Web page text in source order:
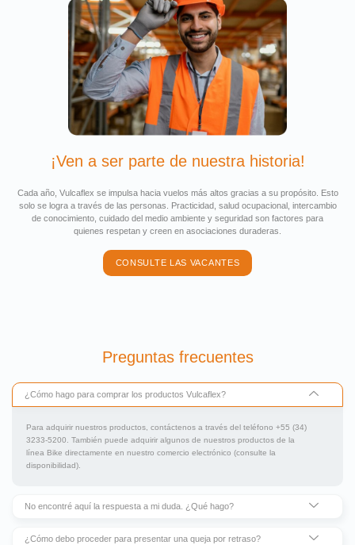
¡Ven a ser parte de nuestra historia!
Cada año, Vulcaflex se impulsa hacia vuelos más altos gracias a su propósito. Esto
solo se logra a través de las personas. Practicidad, salud ocupacional, intercambio
de conocimiento, cuidado del medio ambiente y seguridad son factores para
quienes respetan y creen en asociaciones duraderas.
CONSULTE LAS VACANTES
Preguntas frecuentes
¿Cómo hago para comprar los productos Vulcaflex?
Para adquirir nuestros productos, contáctenos a través del teléfono +55 (34)
3233-5200. También puede adquirir algunos de nuestros productos de la
línea Bike directamente en nuestro comercio electrónico (consulte la
disponibilidad).
No encontré aquí la respuesta a mi duda. ¿Qué hago?
¿Cómo debo proceder para presentar una queja por retraso?